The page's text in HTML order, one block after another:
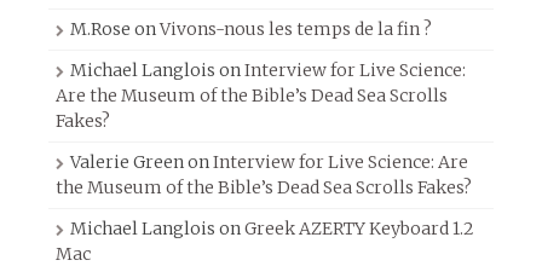
M.Rose onVivons-nous les temps de la fin ?
Michael Langlois on Interview for Live Science:
Are the Museum of the Bible’s Dead Sea Scrolls
Fakes?
Valerie Green on Interview for Live Science: Are
the Museum of the Bible’s Dead Sea Scrolls Fakes?
Michael Langlois on Greek AZERTY Keyboard 1.2
Mac